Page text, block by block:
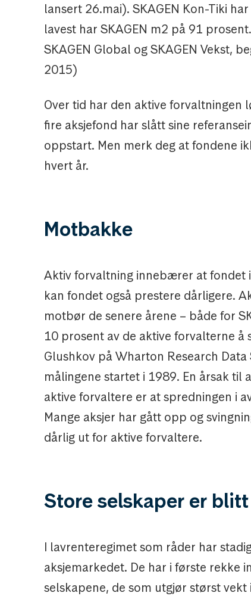
lansert 26.mai). SKAGEN Kon-Tiki
lavest har SKAGEN m2 på 91
SKAGEN Global og SKAGEN Vekst,
2015)
Over tid har den aktive forvaltningen
fire aksjefond har slått sine
oppstart. Men merk deg at fondene
hvert år.
Motbakke
Aktiv forvaltning innebærer at fondet
kan fondet også prestere dårligere.
motbør de senere årene – både for
10 prosent av de aktive forvalterne å
Glushkov på Wharton Research
målingene startet i 1989. En årsak
aktive forvaltere er at spredningen i
Mange aksjer har gått opp og
dårlig ut for aktive forvaltere.
Store selskaper er
I lavrenteregimet som råder har
aksjemarkedet. De har i første
selskapene, de som utgjør størst